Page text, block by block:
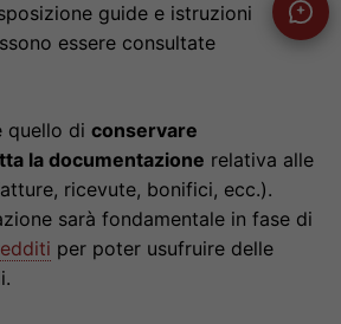
guide e istruzioni
essere consultate
quello di conservare
la documentazione relativa alle
ricevute, bonifici, ecc.).
sarà fondamentale in fase di
per poter usufruire delle